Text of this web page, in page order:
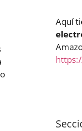
Aquí